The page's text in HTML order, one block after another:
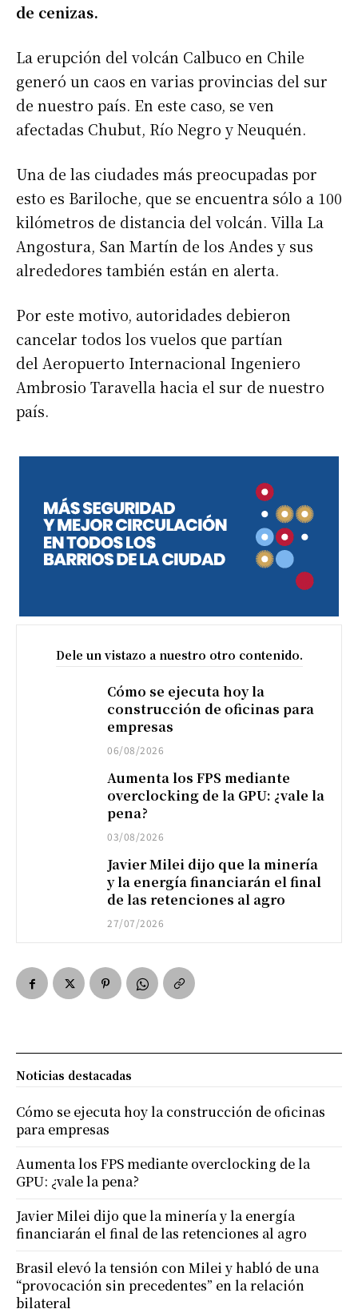
de cenizas.
La erupción del volcán Calbuco en Chile
generó un caos en varias provincias del sur
de nuestro país. En este caso, se ven
afectadas Chubut, Río Negro y Neuquén.
Una de las ciudades más preocupadas por
esto es Bariloche, que se encuentra sólo a 100
kilómetros de distancia del volcán. Villa La
Angostura, San Martín de los Andes y sus
alrededores también están en alerta.
Por este motivo, autoridades debieron
cancelar todos los vuelos que partían
del Aeropuerto Internacional Ingeniero
Ambrosio Taravella hacia el sur de nuestro
país.
Dele un vistazo a nuestro otro contenido.
Cómo se ejecuta hoy la
construcción de oficinas para
empresas
06/08/2026
Aumenta los FPS mediante
overclocking de la GPU: ¿vale la
pena?
03/08/2026
Javier Milei dijo que la minería
y la energía financiarán el final
de las retenciones al agro
27/07/2026
Noticias destacadas
Cómo se ejecuta hoy la construcción de oficinas
para empresas
Aumenta los FPS mediante overclocking de la
GPU: ¿vale la pena?
Javier Milei dijo que la minería y la energía
financiarán el final de las retenciones al agro
Brasil elevó la tensión con Milei y habló de una
“provocación sin precedentes” en la relación
bilateral